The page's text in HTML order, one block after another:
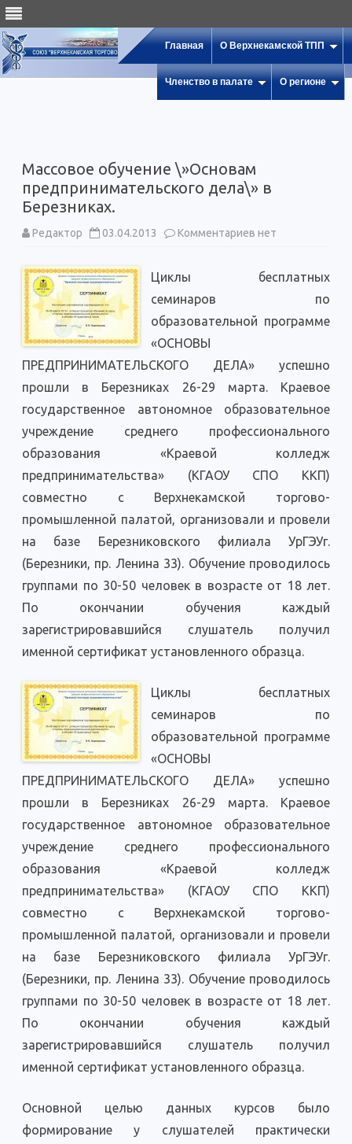
Главная О Верхнекамской ТПП
Членство в палате О регионе
Массовое обучение \»Основам
предпринимательского дела\» в
Березниках.
Редактор 03.04.2013 Комментариев к
\»Основам
Березниках.
нет
Циклы бесплатных
семинаров по
образовательной программе
«ОСНОВЫ
ПРЕДПРИНИМАТЕЛЬСКОГО ДЕЛА» успешно
прошли в Березниках 26-29 марта. Краевое
государственное автономное образовательное
учреждение среднего профессионального
образования «Краевой колледж
предпринимательства» (КГАОУ СПО ККП)
совместно с Верхнекамской торгово-
промышленной палатой, организовали и провели
на базе Березниковского филиала УрГЭУг.
(Березники, пр. Ленина 33). Обучение проводилось
группами по 30-50 человек в возрасте от 18 лет.
По окончании обучения каждый
зарегистрировавшийся слушатель получил
именной сертификат установленного образца.
Циклы бесплатных
семинаров по
образовательной программе
«ОСНОВЫ
ПРЕДПРИНИМАТЕЛЬСКОГО ДЕЛА» успешно
прошли в Березниках 26-29 марта. Краевое
государственное автономное образовательное
учреждение среднего профессионального
образования «Краевой колледж
предпринимательства» (КГАОУ СПО ККП)
совместно с Верхнекамской торгово-
промышленной палатой, организовали и провели
на базе Березниковского филиала УрГЭУг.
(Березники, пр. Ленина 33). Обучение проводилось
группами по 30-50 человек в возрасте от 18 лет.
По окончании обучения каждый
зарегистрировавшийся слушатель получил
именной сертификат установленного образца.
Основной целью данных курсов было
формирование у слушателей практически